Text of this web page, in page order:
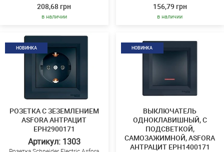
208,68 грн
в наличии
156,79 грн
в наличии
НОВИНКА
РОЗЕТКА С ЗЕЗЕМЛЕНИЕМ
ASFORA АНТРАЦИТ
EPH2900171
Артикул: 1303
НОВИНКА
ВЫКЛЮЧАТЕЛЬ
ОДНОКЛАВИШНЫЙ, С
ПОДСВЕТКОЙ,
САМОЗАЖИМНОЙ, ASFORA
АНТРАЦИТ EPH1400171